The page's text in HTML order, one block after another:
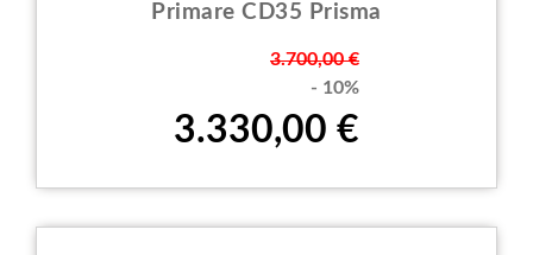
Primare CD35 Prisma
3.700,00 €
- 10%
3.330,00 €